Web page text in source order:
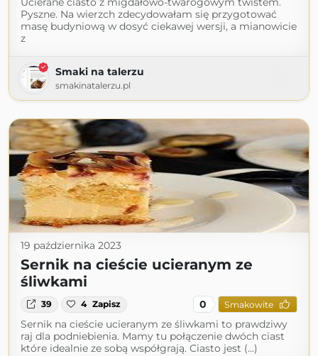
Pyszne. Na wierzch zdecydowałam się przygotować
masę budyniową w dosyć ciekawej wersji, a mianowicie
z
Smaki na talerzu
smakinatalerzu.pl
19 października 2023
Sernik na cieście ucieranym ze
śliwkami
39 4 Zapisz 0 Smakowite
Sernik na cieście ucieranym ze śliwkami to prawdziwy
raj dla podniebienia. Mamy tu połączenie dwóch ciast
które idealnie ze sobą współgrają. Ciasto jest (...)